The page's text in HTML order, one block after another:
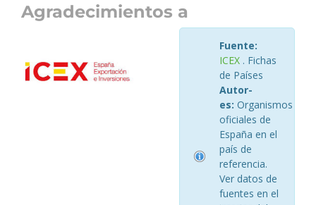
Agradecimientos a
Fuente:
ICEX . Fichas
de Países
Autor-
es: Organismos
oficiales de
España en el
país de
referencia.
Ver datos de
fuentes en el